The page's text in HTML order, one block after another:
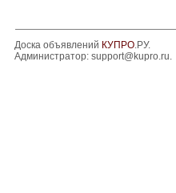
Доска объявлений КУПРО.РУ.
Администратор: support@kupro.ru.